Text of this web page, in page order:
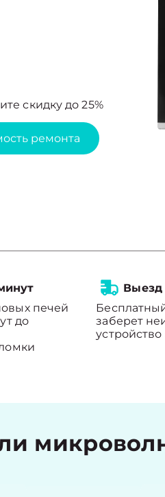
скидку до 25%
ремонта
печей
до
Выезд
заберет